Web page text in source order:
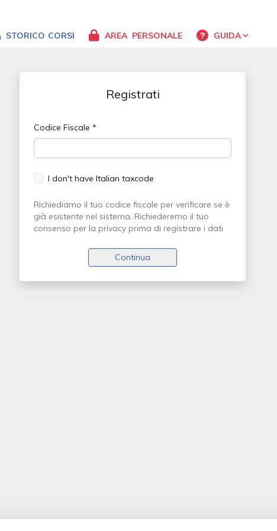
STORICO CORSI AREA PERSONALE GUIDA
Registrati
Codice Fiscale *
I don't have Italian taxcode
Richiediamo il tuo codice fiscale per verificare se è
già esistente nel sistema. Richiederemo il tuo
consenso per la privacy prima di registrare i dati
Continua